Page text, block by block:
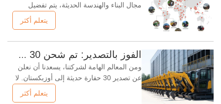
مجال البناء والهندسة الحديثة، يتم تفضيل
الحفارات الصغيرة على نطاق واسع لمرونتها
وكفاءتها واقتصادها. خاصة في البناء الحضري
الحفارات الصغيرة أكثر أهمية. من بين العديد
من العلامات التجارية للحفارات الصغيرة،
أصبحت KAISAN رائدة
يتعلم أكثر
الفوز بالتصدير: تم شحن 30 حفارة إلى أوزبكستان، مما يمثل تواجدنا المتنامي في الشرق الأوسط
ومن المعالم الهامة لشركتنا، يسعدنا أن نعلن
عن تصدير 30 حفارة حديثة إلى أوزبكستان. لا
يؤكد هذا الإنجاز التزامنا بالتوسع العالمي
فحسب، بل يوضح أيضًا قدرتنا على تلبية
يتعلم أكثر